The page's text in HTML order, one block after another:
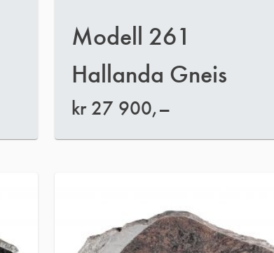
Modell 261
Hallanda Gneis
kr27 900,–